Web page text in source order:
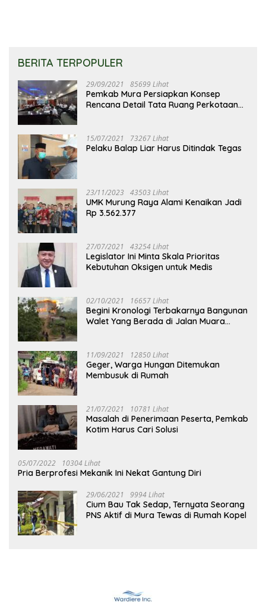
BERITA TERPOPULER
29/09/2021 85699 Lihat
Pemkab Mura Persiapkan Konsep
Rencana Detail Tata Ruang Perkotaan
15/07/2021 73267 Lihat
Pelaku Balap Liar Harus Ditindak Tegas
23/11/2023 43503 Lihat
UMK Murung Raya Alami Kenaikan Jadi
Rp 3.562.377
27/07/2021 43254 Lihat
Legislator Ini Minta Skala Prioritas
Kebutuhan Oksigen untuk Medis
02/10/2021 16657 Lihat
Begini Kronologi Terbakarnya Bangunan
Walet Yang Berada di Jalan Muara
11/09/2021 12850 Lihat
Geger, Warga Hungan Ditemukan
Membusuk di Rumah
21/07/2021 10781 Lihat
Masalah di Penerimaan Peserta, Pemkab
Kotim Harus Cari Solusi
05/07/2022 10304 Lihat
Pria Berprofesi Mekanik Ini Nekat Gantung Diri
29/06/2021 9994 Lihat
Cium Bau Tak Sedap, Ternyata Seorang
PNS Aktif di Mura Tewas di Rumah Kopel